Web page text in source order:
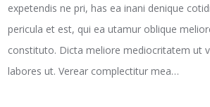
expetendis ne pri, has ea inani denique
pericula et est, qui ea utamur oblique
constituto. Dicta meliore mediocritatem ut
labores ut. Verear complectitur mea…